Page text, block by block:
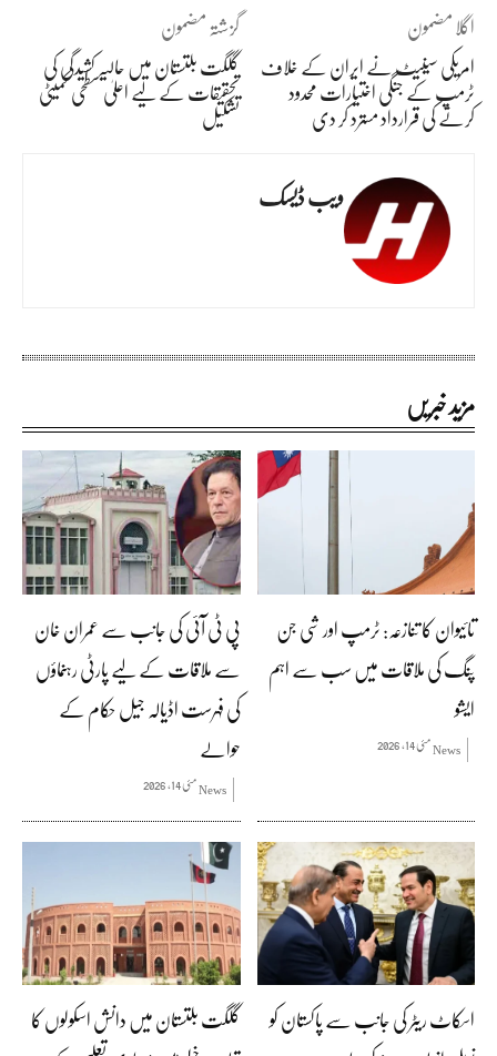
گزشتہ مضمون
گلگت بلتستان میں حالیہ کشیدگی کی
تحقیقات کے لیے اعلیٰ سطحی کمیٹی
تشکیل
اگلا مضمون
امریکی سینیٹ نے ایران کے خلاف
ٹرمپ کے جنگی اختیارات محدود
کرنے کی قرارداد مسترد کر دی
ویب ڈیسک
مزید خبریں
تائیوان کا تنازعہ: ٹرمپ اور شی جن
پنگ کی ملاقات میں سب سے اہم
ایشو
Newsمئی 14, 2026
پی ٹی آئی کی جانب سے عمران خان
سے ملاقات کے لیے پارٹی رہنماؤں
کی فہرست اڈیالہ جیل حکام کے
حوالے
Newsمئی 14, 2026
اسکاٹ ریٹر کی جانب سے پاکستان کو
گلگت بلتستان میں دانش اسکولوں کا